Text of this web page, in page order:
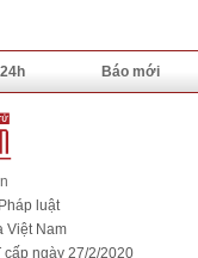
Báo mới
luật
Việt Nam
cấp ngày 27/2/2020